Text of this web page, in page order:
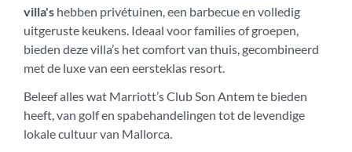
villa's hebben privétuinen, een barbecue en volledig
uitgeruste keukens. Ideaal voor families of groepen,
bieden deze villa’s het comfort van thuis, gecombineerd
met de luxe van een eersteklas resort.
Beleef alles wat Marriott’s Club Son Antem te bieden
heeft, van golf en spabehandelingen tot de levendige
lokale cultuur van Mallorca.